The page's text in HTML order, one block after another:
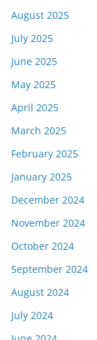
August 2025
July 2025
June 2025
May 2025
April 2025
March 2025
February 2025
January 2025
December 2024
November 2024
October 2024
September 2024
August 2024
July 2024